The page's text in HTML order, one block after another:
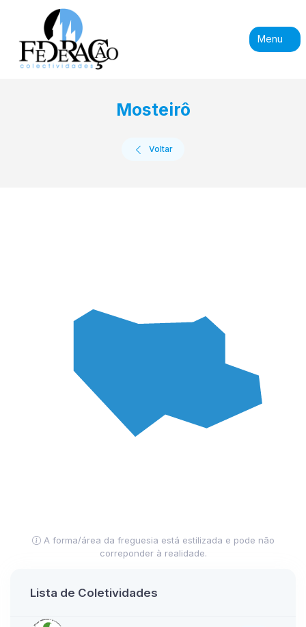
Menu
Mosteirô
Voltar
A forma/área da freguesia está estilizada e pode não
correponder à realidade.
Lista de Coletividades